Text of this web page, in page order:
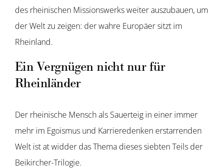
des rheinischen Missionswerks weiter auszubauen, um
der Welt zu zeigen: der wahre Europäer sitzt im
Rheinland.
Ein Vergnügen nicht nur für
Rheinländer
Der rheinische Mensch als Sauerteig in einer immer
mehr im Egoismus und Karrieredenken erstarrenden
Welt ist at widder das Thema dieses siebten Teils der
Beikircher-Trilogie.